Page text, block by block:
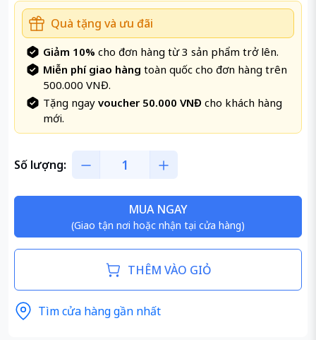
Quà tặng và ưu đãi
Giảm 10% cho đơn hàng từ 3 sản phẩm trở lên.
Miễn phí giao hàng toàn quốc cho đơn hàng trên
500.000 VNĐ.
Tặng ngay voucher 50.000 VNĐ cho khách hàng
mới.
Số lượng:
MUA NGAY
(Giao tận nơi hoặc nhận tại cửa hàng)
THÊM VÀO GIỎ
Tìm cửa hàng gần nhất